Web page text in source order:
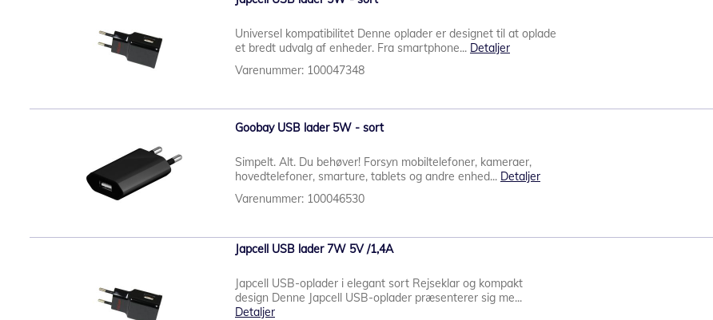
Universel kompatibilitet Denne oplader er designet til at oplade
et bredt udvalg af enheder. Fra smartphone... Detaljer
Varenummer: 100047348
Goobay USB lader 5W - sort
Simpelt. Alt. Du behøver! Forsyn mobiltelefoner, kameraer,
hovedtelefoner, smarture, tablets og andre enhed... Detaljer
Varenummer: 100046530
Japcell USB lader 7W 5V /1,4A
Japcell USB-oplader i elegant sort Rejseklar og kompakt
design Denne Japcell USB-oplader præsenterer sig me...
Detaljer